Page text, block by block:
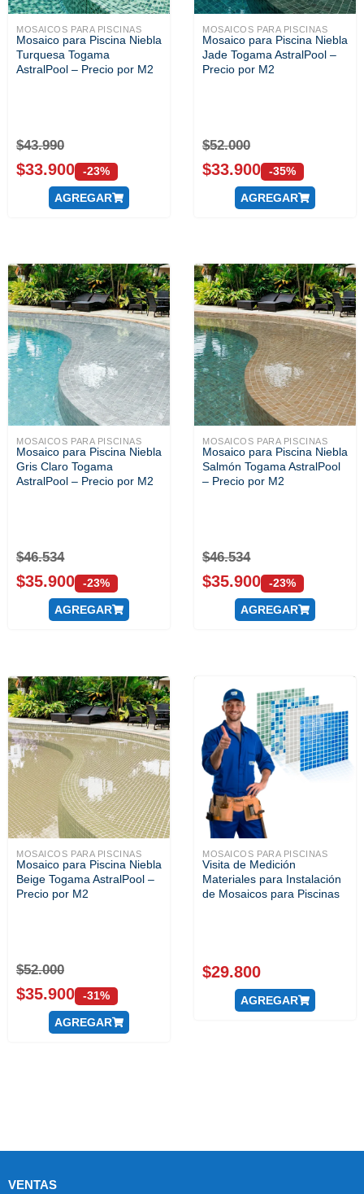
MOSAICOS PARA PISCINAS
Mosaico para Piscina Niebla
Turquesa Togama
AstralPool – Precio por M2
$43.990
$33.900 -23%
AGREGAR
MOSAICOS PARA PISCINAS
Mosaico para Piscina Niebla
Jade Togama AstralPool –
Precio por M2
$52.000
$33.900 -35%
AGREGAR
MOSAICOS PARA PISCINAS
Mosaico para Piscina Niebla
Gris Claro Togama
AstralPool – Precio por M2
$46.534
$35.900 -23%
AGREGAR
MOSAICOS PARA PISCINAS
Mosaico para Piscina Niebla
Salmón Togama AstralPool
– Precio por M2
$46.534
$35.900 -23%
AGREGAR
MOSAICOS PARA PISCINAS
Mosaico para Piscina Niebla
Beige Togama AstralPool –
Precio por M2
$52.000
$35.900 -31%
AGREGAR
MOSAICOS PARA PISCINAS
Visita de Medición
Materiales para Instalación
de Mosaicos para Piscinas
$29.800
AGREGAR
VENTAS